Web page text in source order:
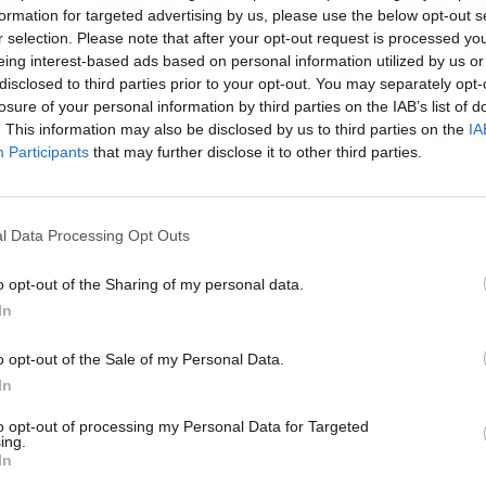
for targeted advertising by us, please use the below opt-out
selection. Please note that after your opt-out request is processed
interest-based ads based on personal information utilized by us
to third parties prior to your opt-out. You may separately
of your personal information by third parties on the IAB’s list of
This information may also be disclosed by us to third parties on the
Participants that may further disclose it to other third parties.
Data Processing Opt Outs
opt-out of the Sharing of my personal data.
opt-out of the Sale of my Personal Data.
opt-out of processing my Personal Data for Targeted
fűzné Indiával a hadiipari együttműködést - közölte
újdelhi látogatása során kedden. India
az ukrajnai háborúról, az ország az oroszoktól
Pistorius, miután találkozott Rádzs Nath Szingh indiai
a Japánnal és az Ausztráliával való kapcsolatok
portfolio.hu hírarchívumához tartozik, melynek olvasása